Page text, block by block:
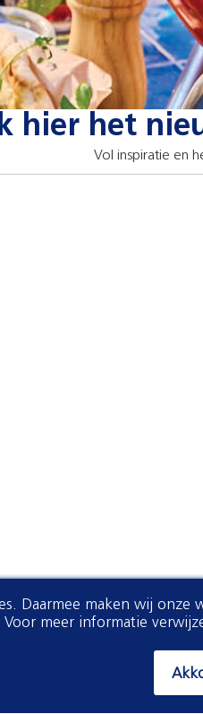
hier het
Vol inspiratie en
Daarmee maken wij
meer informatie